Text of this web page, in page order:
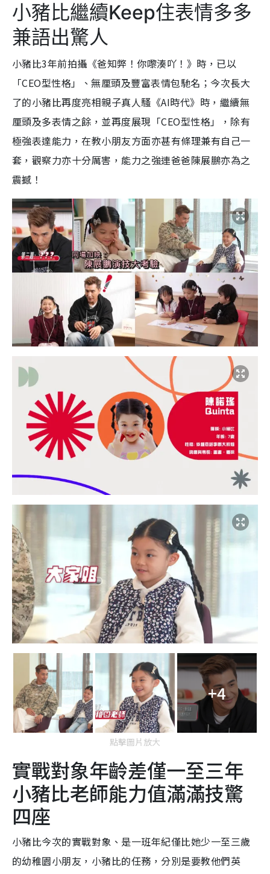
小豬比繼續Keep住表情多多
兼語出驚人
小豬比3年前拍攝《爸知弊！你嚟湊吖！》時，已以
「CEO型性格」、無厘頭及豐富表情包馳名；今次長大
了的小豬比再度亮相親子真人騷《AI時代》時，繼續無
厘頭及多表情之餘，並再度展現「CEO型性格」，除有
極強表達能力，在教小朋友方面亦甚有條理兼有自己一
套，觀察力亦十分厲害，能力之強連爸爸陳展鵬亦為之
震撼！
+4
點擊圖片放大
實戰對象年齡差僅一至三年
小豬比老師能力值滿滿技驚
四座
小豬比今次的實戰對象、是一班年紀僅比她少一至三歲
的幼稚園小朋友，小豬比的任務，分別是要教他們英